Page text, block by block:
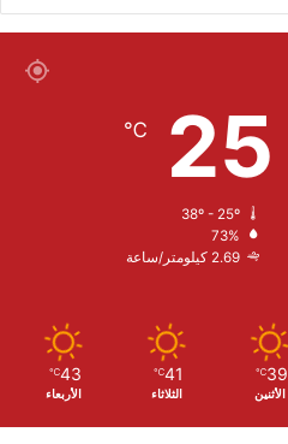
25
℃
73%
2.69 كيلومتر/ساعة
39
℃
الأثنين
41
℃
الثلاثاء
43
℃
الأربعاء